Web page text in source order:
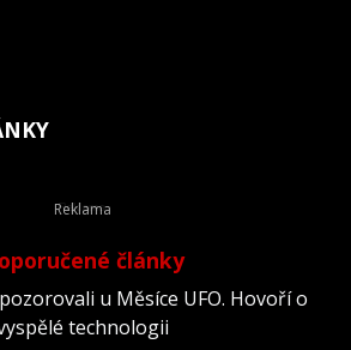
články
u Měsíce UFO. Hovoří o
technologii